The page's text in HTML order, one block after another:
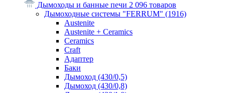
Дымоходы и банные печи 2 096 товаров
Дымоходные системы "FERRUM" (1916)
Austenite
Austenite + Ceramics
Ceramics
Craft
Адаптер
Баки
Дымоход (430/0,5)
Дымоход (430/0,8)